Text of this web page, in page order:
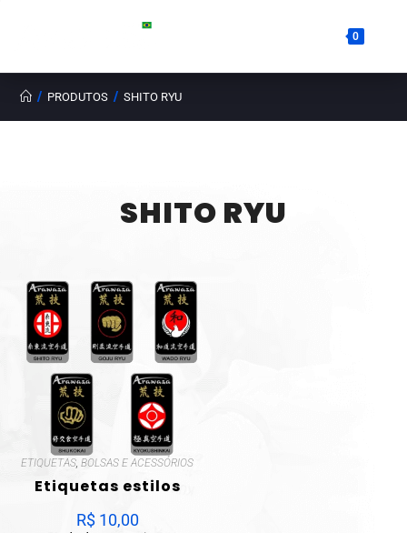
0
SHITO RYU
/ PRODUTOS / SHITO RYU
ETIQUETAS,BOLSAS E ACESSÓRIOS
Etiquetas estilos
R$10,00